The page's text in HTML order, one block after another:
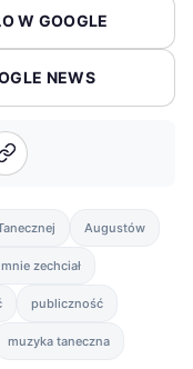
W GOOGLE
NEWS
Augustów
zechciał
publiczność
muzyka taneczna